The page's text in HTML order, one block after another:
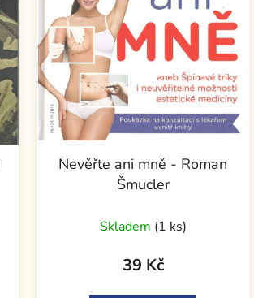
Nevěřte ani mně - Roman
Šmucler
Skladem (1 ks)
39 Kč